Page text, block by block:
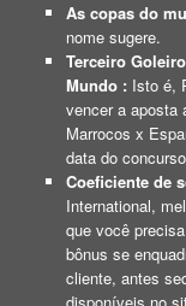
As copas do
nome sugere.
Terceiro
Mundo : Isto é,
vencer a aposta
Marrocos x
data do
Coeficiente de
International,
que você
bônus se
cliente, antes